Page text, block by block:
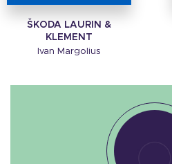
ŠKODA LAURIN &
KLEMENT
Ivan Margolius